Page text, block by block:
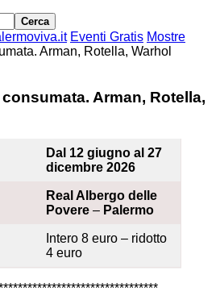
Eventi Gratis Mostre
Arman, Rotella, Warhol
Arman, Rotella,
Dal 12 giugno al 27
dicembre 2026
Real Albergo delle
Povere – Palermo
Intero 8 euro – ridotto
4 euro